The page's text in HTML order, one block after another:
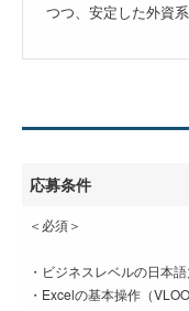
つつ、安定した外資
応募条件
＜必須＞
・ビジネスレベルの日本
・Excelの基本操作（